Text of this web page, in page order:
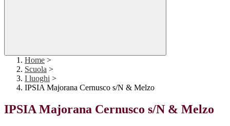
Home >
Scuola >
I luoghi >
IPSIA Majorana Cernusco s/N & Melzo
IPSIA Majorana Cernusco s/N & Melzo